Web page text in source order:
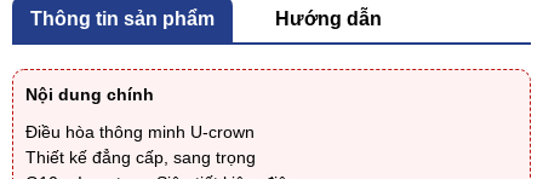
Thông tin sản phẩm Hướng dẫn
Nội dung chính
Điều hòa thông minh U-crown
Thiết kế đẳng cấp, sang trọng